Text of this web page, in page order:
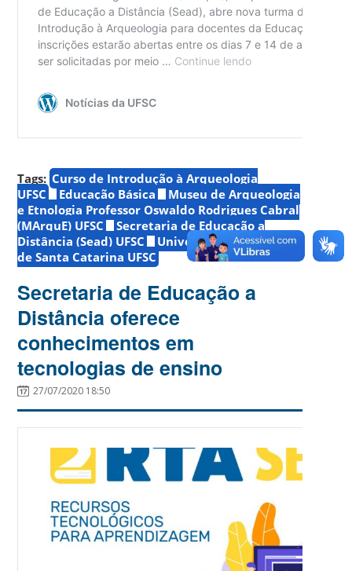
Tags: Curso de Introdução à Arqueologia
UFSC
Educação Básica
Museu de Arqueologia
e Etnologia Professor Oswaldo Rodrigues Cabral
(MArquE) UFSC
Secretaria de Educação a
Distância (Sead) UFSC
Universidade Federal
de Santa Catarina UFSC
Secretaria de Educação a
Distância oferece
conhecimentos em
tecnologias de ensino
27/07/2020 18:50